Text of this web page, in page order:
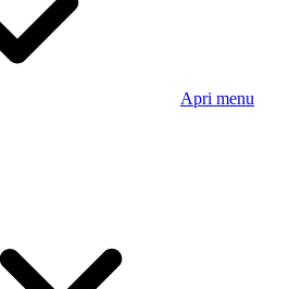
Apri menu